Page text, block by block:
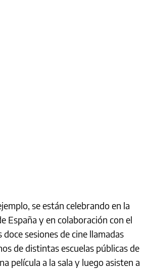
se están celebrando en la
España y en colaboración con el
sesiones de cine llamadas
de distintas escuelas públicas de
película a la sala y luego asisten a